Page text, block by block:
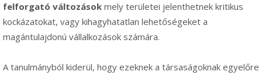
felforgató változások mely területei jelenthetnek kritikus
kockázatokat, vagy kihagyhatatlan lehetőségeket a
magántulajdonú vállalkozások számára.
A tanulmányból kiderül, hogy ezeknek a társaságoknak egyelőre